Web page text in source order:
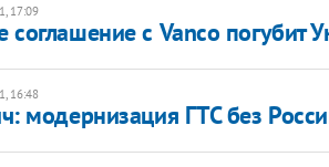
17:09
соглашение с Vanco погубит
16:48
модернизация ГТС без